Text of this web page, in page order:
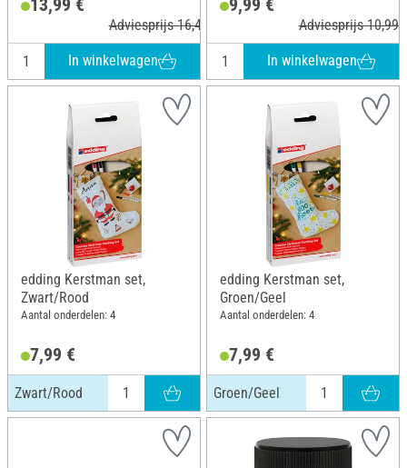
Adviesprijs 16,49 €
In winkelwagen
Adviesprijs 10,99
In winkelwagen
edding Kerstman set,
Zwart/Rood
Aantal onderdelen: 4
7,99 €
Zwart/Rood
edding Kerstman set,
Groen/Geel
Aantal onderdelen: 4
7,99 €
Groen/Geel